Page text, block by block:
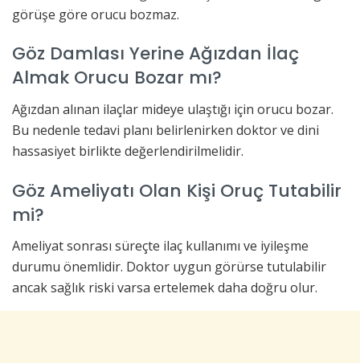
görüşe göre orucu bozmaz.
Göz Damlası Yerine Ağızdan İlaç
Almak Orucu Bozar mı?
Ağızdan alınan ilaçlar mideye ulaştığı için orucu bozar.
Bu nedenle tedavi planı belirlenirken doktor ve dini
hassasiyet birlikte değerlendirilmelidir.
Göz Ameliyatı Olan Kişi Oruç Tutabilir
mi?
Ameliyat sonrası süreçte ilaç kullanımı ve iyileşme
durumu önemlidir. Doktor uygun görürse tutulabilir
ancak sağlık riski varsa ertelemek daha doğru olur.